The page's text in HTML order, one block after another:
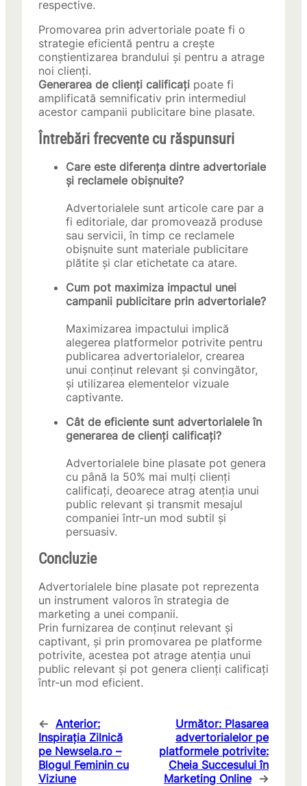
respective.
Promovarea prin advertoriale poate fi o
strategie eficientă pentru a crește
conștientizarea brandului și pentru a atrage
noi clienți.
Generarea de clienți calificați poate fi
amplificată semnificativ prin intermediul
acestor campanii publicitare bine plasate.
Întrebări frecvente cu răspunsuri
Care este diferența dintre advertoriale
și reclamele obișnuite?
Advertorialele sunt articole care par a
fi editoriale, dar promovează produse
sau servicii, în timp ce reclamele
obișnuite sunt materiale publicitare
plătite și clar etichetate ca atare.
Cum pot maximiza impactul unei
campanii publicitare prin advertoriale?
Maximizarea impactului implică
alegerea platformelor potrivite pentru
publicarea advertorialelor, crearea
unui conținut relevant și convingător,
și utilizarea elementelor vizuale
captivante.
Cât de eficiente sunt advertorialele în
generarea de clienți calificați?
Advertorialele bine plasate pot genera
cu până la 50% mai mulți clienți
calificați, deoarece atrag atenția unui
public relevant și transmit mesajul
companiei într-un mod subtil și
persuasiv.
Concluzie
Advertorialele bine plasate pot reprezenta
un instrument valoros în strategia de
marketing a unei companii.
Prin furnizarea de conținut relevant și
captivant, și prin promovarea pe platforme
potrivite, acestea pot atrage atenția unui
public relevant și pot genera clienți calificați
într-un mod eficient.
← Anterior:
Inspirația Zilnică
pe Newsela.ro –
Blogul Feminin cu
Viziune
Următor: Plasarea
advertorialelor pe
platformele potrivite:
Cheia Succesului în
Marketing Online →